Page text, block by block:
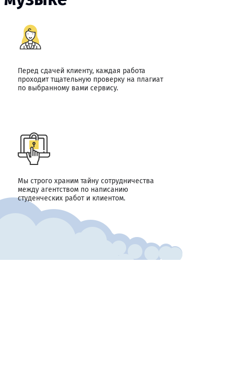
Перед сдачей клиенту, каждая работа
проходит тщательную проверку на плагиат
по выбранному вами сервису.
Мы строго храним тайну сотрудничества
между агентством по написанию
студенческих работ и клиентом.